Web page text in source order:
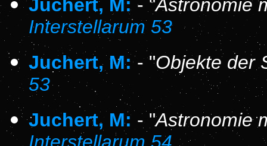
Juchert, M:- "Astronomie
Interstellarum 53
Juchert, M:- "Objekte der
53
Juchert, M: - "Astronomie